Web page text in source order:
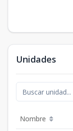
Unidades
Nombre